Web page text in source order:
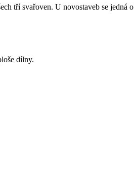
tří svařoven. U novostaveb se jedná
dílny.